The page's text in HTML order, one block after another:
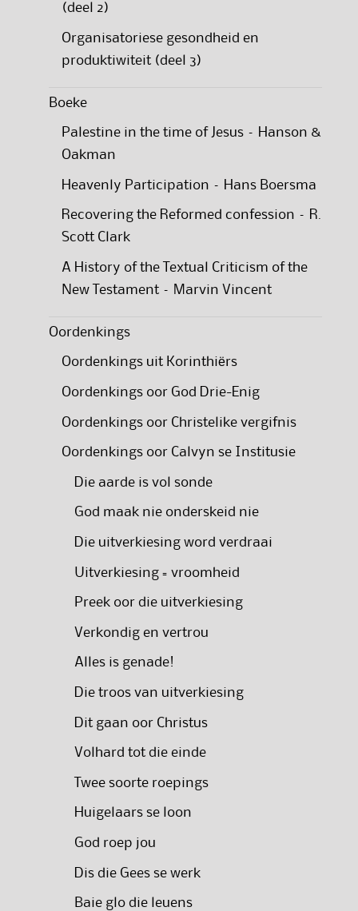
(deel 2)
Organisatoriese gesondheid en
produktiwiteit (deel 3)
Boeke
Palestine in the time of Jesus – Hanson &
Oakman
Heavenly Participation – Hans Boersma
Recovering the Reformed confession – R.
Scott Clark
A History of the Textual Criticism of the
New Testament – Marvin Vincent
Oordenkings
Oordenkings uit Korinthiërs
Oordenkings oor God Drie-Enig
Oordenkings oor Christelike vergifnis
Oordenkings oor Calvyn se Institusie
Die aarde is vol sonde
God maak nie onderskeid nie
Die uitverkiesing word verdraai
Uitverkiesing = vroomheid
Preek oor die uitverkiesing
Verkondig en vertrou
Alles is genade!
Die troos van uitverkiesing
Dit gaan oor Christus
Volhard tot die einde
Twee soorte roepings
Huigelaars se loon
God roep jou
Dis die Gees se werk
Baie glo die leuens